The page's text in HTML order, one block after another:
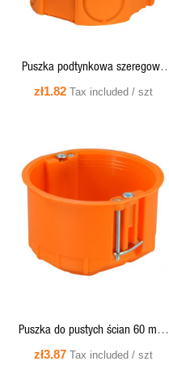
Puszka podtynkowa szeregowa
S60DFw głeboka z wkrętami
zł1.82 Tax included / szt
QUICK VIEW
Puszka do pustych ścian 60 mm,
płytka, pomarańczowa - P60KF
zł3.87 Tax included / szt